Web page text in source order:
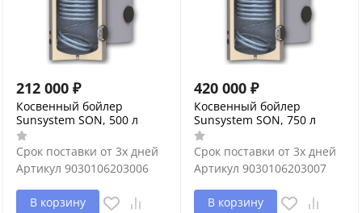
212 000 ₽
Косвенный бойлер
Sunsystem SON, 500 л
Срок поставки от 3х дней
Артикул 9030106203006
В корзину
420 000 ₽
Косвенный бойлер
Sunsystem SON, 750 л
Срок поставки от 3х дней
Артикул 9030106203007
В корзину